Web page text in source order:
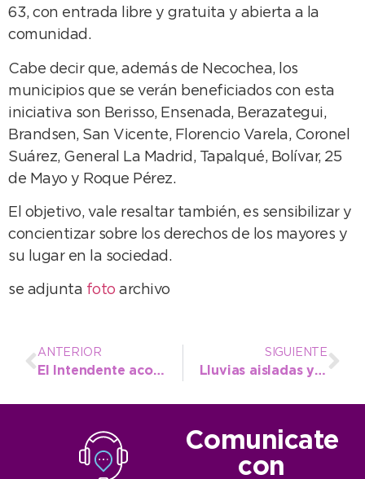
63, con entrada libre y gratuita y abierta a la
comunidad.
Cabe decir que, además de Necochea, los
municipios que se verán beneficiados con esta
iniciativa son Berisso, Ensenada, Berazategui,
Brandsen, San Vicente, Florencio Varela, Coronel
Suárez, General La Madrid, Tapalqué, Bolívar, 25
de Mayo y Roque Pérez.
El objetivo, vale resaltar también, es sensibilizar y
concientizar sobre los derechos de los mayores y
su lugar en la sociedad.
se adjunta foto archivo
ANTERIOR
El Intendente acompañó a Pablo Meana en la presentación del 9º “Open Neco” de Vóley
SIGUIENTE
Lluvias aisladas y chaparrones en el pronóstico del SMN para este viernes y el fin de semana
Comunicate
con